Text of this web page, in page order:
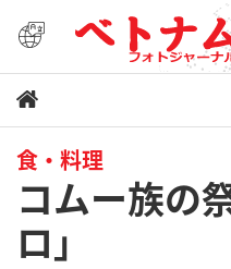
食・料理
コムー族の
ロ」